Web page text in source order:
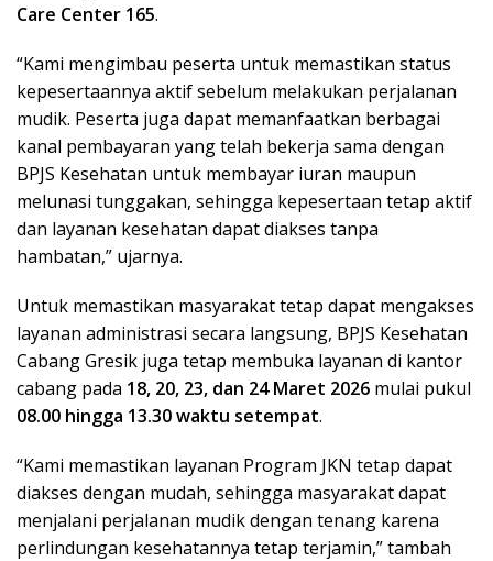
Care Center 165.
“Kami mengimbau peserta untuk memastikan status
kepesertaannya aktif sebelum melakukan perjalanan
mudik. Peserta juga dapat memanfaatkan berbagai
kanal pembayaran yang telah bekerja sama dengan
BPJS Kesehatan untuk membayar iuran maupun
melunasi tunggakan, sehingga kepesertaan tetap aktif
dan layanan kesehatan dapat diakses tanpa
hambatan,” ujarnya.
Untuk memastikan masyarakat tetap dapat mengakses
layanan administrasi secara langsung, BPJS Kesehatan
Cabang Gresik juga tetap membuka layanan di kantor
cabang pada 18, 20, 23, dan 24 Maret 2026 mulai pukul
08.00 hingga 13.30 waktu setempat.
“Kami memastikan layanan Program JKN tetap dapat
diakses dengan mudah, sehingga masyarakat dapat
menjalani perjalanan mudik dengan tenang karena
perlindungan kesehatannya tetap terjamin,” tambah